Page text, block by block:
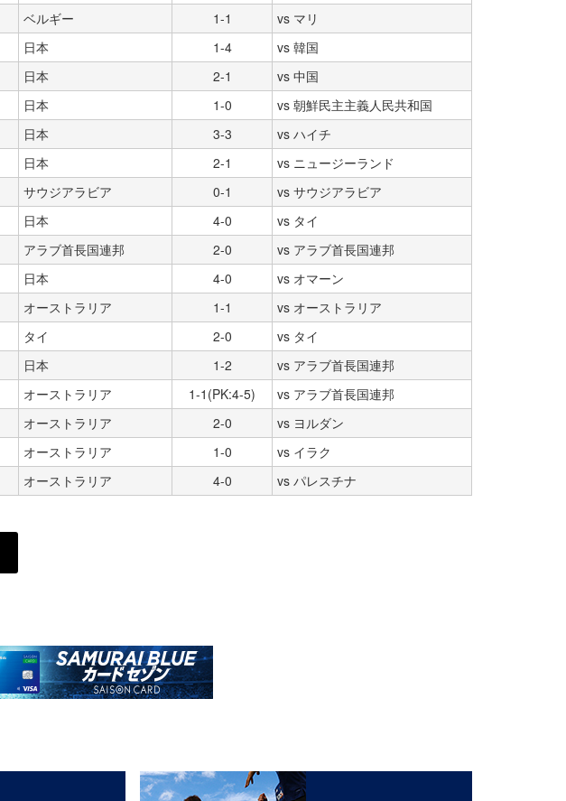
ベルギー 1-1
vs マリ
日本 1-4
vs 韓国
日本 2-1
vs 中国
日本 1-0
vs 朝鮮民主主義人民共和国
日本 3-3
vs ハイチ
日本 2-1
vs ニュージーランド
サウジアラビア 0-1
vs サウジアラビア
日本 4-0
vs タイ
アラブ首長国連邦 2-0
vs アラブ首長国連邦
日本 4-0
vs オマーン
オーストラリア 1-1
vs オーストラリア
タイ 2-0
vs タイ
日本 1-2
vs アラブ首長国連邦
オーストラリア 1-1(PK:4-5)
vs アラブ首長国連邦
オーストラリア 2-0
vs ヨルダン
オーストラリア 1-0
vs イラク
オーストラリア 4-0 vs パレスチナ